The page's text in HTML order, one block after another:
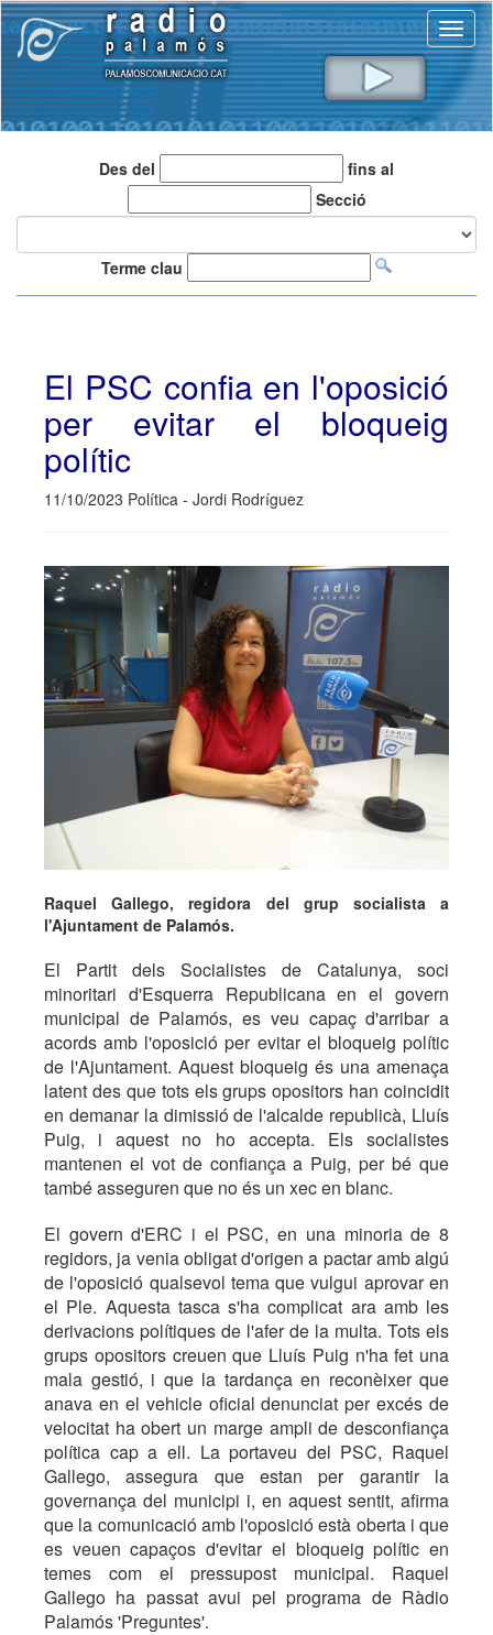
Des del
fins al
Secció
Terme clau
El PSC confia en l'oposició
per evitar el bloqueig
polític
11/10/2023 Política - Jordi Rodríguez
Raquel Gallego, regidora del grup socialista a
l'Ajuntament de Palamós.
El Partit dels Socialistes de Catalunya, soci
minoritari d'Esquerra Republicana en el govern
municipal de Palamós, es veu capaç d'arribar a
acords amb l'oposició per evitar el bloqueig polític
de l'Ajuntament. Aquest bloqueig és una amenaça
latent des que tots els grups opositors han coincidit
en demanar la dimissió de l'alcalde republicà, Lluís
Puig, i aquest no ho accepta. Els socialistes
mantenen el vot de confiança a Puig, per bé que
també asseguren que no és un xec en blanc.
El govern d'ERC i el PSC, en una minoria de 8
regidors, ja venia obligat d'origen a pactar amb algú
de l'oposició qualsevol tema que vulgui aprovar en
el Ple. Aquesta tasca s'ha complicat ara amb les
derivacions polítiques de l'afer de la multa. Tots els
grups opositors creuen que Lluís Puig n'ha fet una
mala gestió, i que la tardança en reconèixer que
anava en el vehicle oficial denunciat per excés de
velocitat ha obert un marge ampli de desconfiança
política cap a ell. La portaveu del PSC, Raquel
Gallego, assegura que estan per garantir la
governança del municipi i, en aquest sentit, afirma
que la comunicació amb l'oposició està oberta i que
es veuen capaços d'evitar el bloqueig polític en
temes com el pressupost municipal. Raquel
Gallego ha passat avui pel programa de Ràdio
Palamós 'Preguntes'.